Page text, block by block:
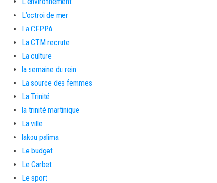
L’octroi de mer
La CFPPA
La CTM recrute
La culture
la semaine du rein
La source des femmes
La Trinité
la trinité martinique
La ville
lakou palima
Le budget
Le Carbet
Le sport